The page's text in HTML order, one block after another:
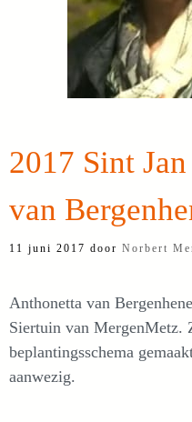
2017 Sint
van
11 juni 2017 door Norbert
Anthonetta van
Siertuin van MergenMetz.
beplantingsschema
aanwezig.